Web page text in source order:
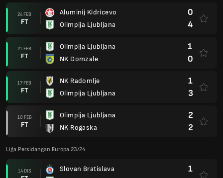
24 FEB
FT
Aluminij Kidricevo
Olimpija Ljubljana
0
4
21 FEB
FT
Olimpija Ljubljana
NK Domzale
1
0
17 FEB
FT
NK Radomlje
Olimpija Ljubljana
1
3
10 FEB
FT
Olimpija Ljubljana
NK Rogaska
2
2
Liga Persidangan Europa 23/24
14 DIS
Slovan Bratislava
1